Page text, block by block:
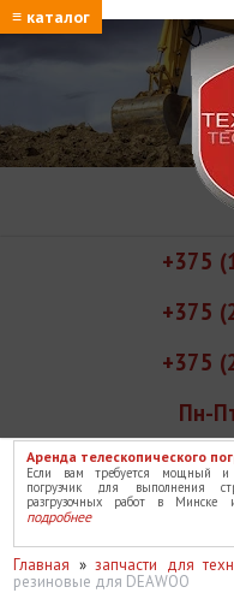
≡ каталог
+375
+375
+375
Пн-
Аренда телескопического
Если вам требуется мощный и
погрузчик для выполнения
разгрузочных работ в Минске
подробнее
Главная » запчасти для
резиновые для DEAWOO